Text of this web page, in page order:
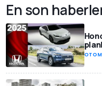
En son